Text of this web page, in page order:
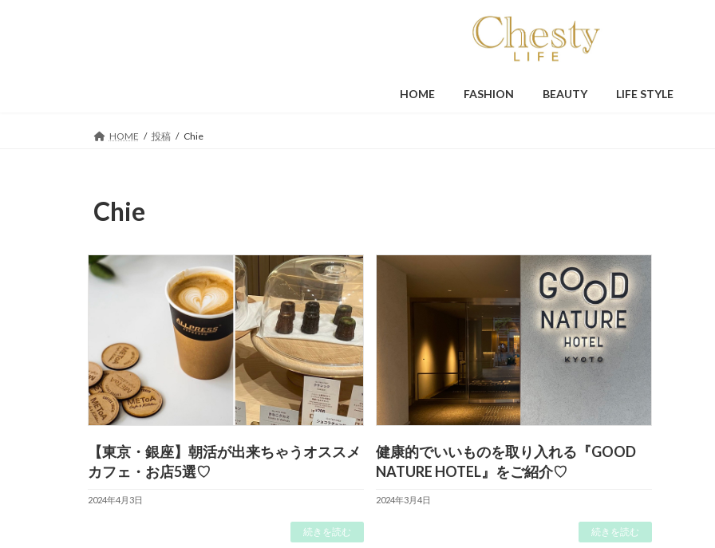
HOME FASHION BEAUTY LIFE STYLE
HOME 投稿 Chie
Chie
【東京・銀座】朝活が出来ちゃうオススメ
カフェ・お店5選♡
2024年4月3日
続きを読む
健康的でいいものを取り入れる『GOOD
NATURE HOTEL』をご紹介♡
2024年3月4日
続きを読む